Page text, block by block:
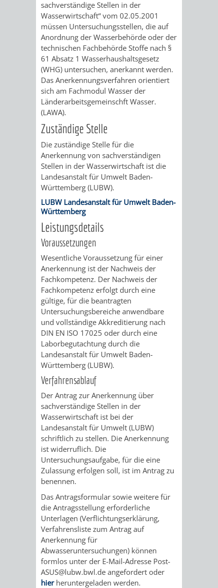
HILFE
MENSCHEN
MIT
BEHINDERUNG
MENSCHEN
MIT
DEMENZ
MIGRANTEN
FLÜCHTLINGE
BAUHERREN
BAUHERRENBERATUNG
GRUNDSTÜCKSWERTERMITTLUNG
DENKMALSCHUTZ
AUFGABEN
DER
UNTEREN
STEUERVORTEILE
SATZUNGEN
BEREICH
DENKMALSCHUTZ
GENEHMIGUNGSVERFAHREN
TAG
DES
OFFENEN
DENKMALS
VERKAUF
STÄDTISCHER
BAUPLÄTZE
HÄUSER
/
LIEGENSCHAFTEN
ABWASSERBESEITIGUNG
ERSCHLIESSUNGSBEITRAG
ANTRAGSVERFAHREN
VERMIETE
DOCH
AN
DEINE
STADT
WIEDERVERMIETUNGSPRÄMIE
BERATUNGSERGEBNISSE
TAGESORDNUNG
/
SITZUNGSUNTERLAGEN
UMLEGUNGSAUSSCHUSS
BERATENDE
AUSSCHÜSSE
RATHAUS
BÜRGERMEISTER
ÄMTER
BAURECHT
UND
DENKMALSCHUTZ
BÄDER
BAU)
GEBÄUDEBETRIEB
AMT
sachverständige Stellen in der
Wasserwirtschaft“ vom 02.05.2001
müssen Untersuchungsstellen, die auf
Anordnung der Wasserbehörde oder der
technischen Fachbehörde Stoffe nach §
61 Absatz 1 Wasserhaushaltsgesetz
(WHG) untersuchen, anerkannt werden.
Das Anerkennungsverfahren orientiert
sich am Fachmodul Wasser der
Länderarbeitsgemeinschft Wasser.
(LAWA).
Zuständige Stelle
Die zuständige Stelle für die
Anerkennung von sachverständigen
Stellen in der Wasserwirtschaft ist die
Landesanstalt für Umwelt Baden-
Württemberg (LUBW).
LUBW Landesanstalt für Umwelt Baden-
Württemberg
Leistungsdetails
Voraussetzungen
Wesentliche Voraussetzung für einer
Anerkennung ist der Nachweis der
Fachkompetenz. Der Nachweis der
Fachkompetenz erfolgt durch eine
gültige, für die beantragten
Untersuchungsbereiche anwendbare
und vollständige Akkreditierung nach
DIN EN ISO 17025 oder durch eine
Laborbegutachtung durch die
Landesanstalt für Umwelt Baden-
Württemberg (LUBW).
Verfahrensablauf
Der Antrag zur Anerkennung über
sachverständige Stellen in der
Wasserwirtschaft ist bei der
Landesanstalt für Umwelt (LUBW)
schriftlich zu stellen. Die Anerkennung
ist widerruflich. Die
Untersuchungsaufgabe, für die eine
Zulassung erfolgen soll, ist im Antrag zu
benennen.
Das Antragsformular sowie weitere für
die Antragsstellung erforderliche
Unterlagen (Verflichtungserklärung,
Verfahrensliste zum Antrag auf
Anerkennung für
Abwasseruntersuchungen) können
formlos unter der E-Mail-Adresse Post-
ASUS@lubw.bwl.de angefordert oder
hier heruntergeladen werden.